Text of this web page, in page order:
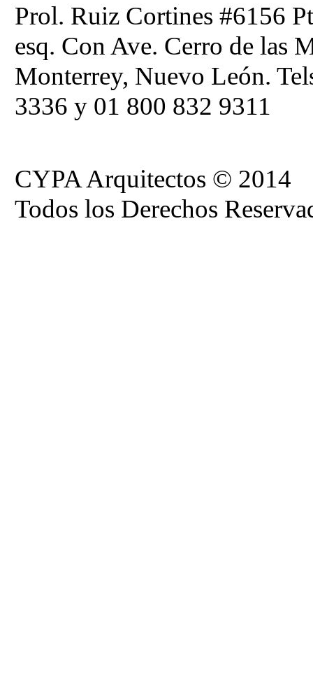
Prol. Ruiz Cortines #6156
esq. Con Ave. Cerro de las
Monterrey, Nuevo León.
3336 y 01 800 832 9311
CYPA Arquitectos © 2014
Todos los Derechos